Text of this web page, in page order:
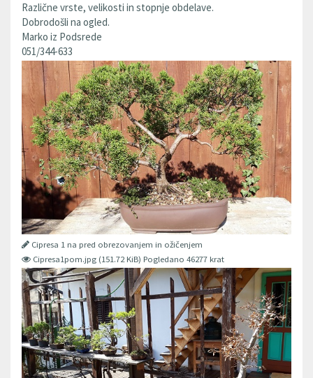
Različne vrste, velikosti in stopnje obdelave.
Dobrodošli na ogled.
Marko iz Podsrede
051/344-633
Cipresa 1 na pred obrezovanjem in ožičenjem
Cipresa1pom.jpg (151.72 KiB) Pogledano 46277 krat